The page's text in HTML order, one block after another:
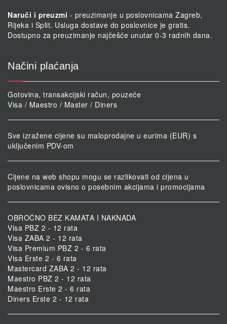
Naruči i preuzmi - preuzimanje u poslovnicama Zagreb,
Rijeka i Split. Usluga dostave do poslovnice je gratis.
Dostupno za preuzimanje najčešće unutar 0-3 radnih dana.
Načini plaćanja
Gotovina, transakcijski račun, pouzeće
Visa / Maestro / Master / Diners
Sve izražene cijene su maloprodajne u eurima (EUR) s
uključenim PDV-om
Cijene na web shopu mogu se razlikovati od cijena u
poslovnicama ovisno o posebnim akcijama i promocijama
OBROČNO BEZ KAMATA I NAKNADA
Visa PBZ 2 - 12 rata
Visa ZABA 2 - 12 rata
Visa Premium PBZ 2 - 6 rata
Visa Erste 2 - 6 rata
Mastercard ZABA 2 - 12 rata
Maestro PBZ 2 - 12 rata
Maestro Erste 2 - 6 rata
Diners Erste 2 - 12 rata